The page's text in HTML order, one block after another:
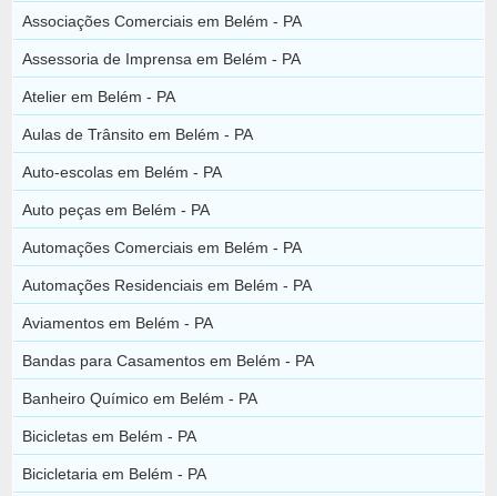
Associações Comerciais em Belém - PA
Assessoria de Imprensa em Belém - PA
Atelier em Belém - PA
Aulas de Trânsito em Belém - PA
Auto-escolas em Belém - PA
Auto peças em Belém - PA
Automações Comerciais em Belém - PA
Automações Residenciais em Belém - PA
Aviamentos em Belém - PA
Bandas para Casamentos em Belém - PA
Banheiro Químico em Belém - PA
Bicicletas em Belém - PA
Bicicletaria em Belém - PA